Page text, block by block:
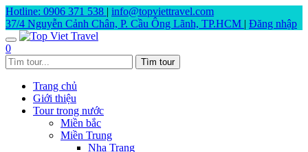
Hotline: 0906 371 538 | info@topviettravel.com
37/4 Nguyễn Cảnh Chân, P. Cầu Ông Lãnh, TP.HCM | Đăng nhập
0
Trang chủ
Giới thiệu
Tour trong nước
Miền bắc
Miền Trung
Nha Trang